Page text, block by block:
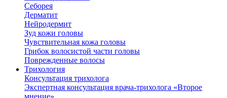
Cеборея
Дерматит
Нейродермит
Зуд кожи головы
Чувствительная кожа головы
Грибок волосистой части головы
Поврежденные волосы
Трихология
Консультация трихолога
Экспертная консультация врача-трихолога «Второе
мнение»